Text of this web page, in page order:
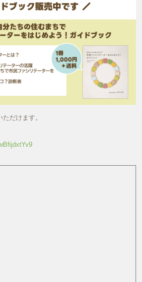
だけます。